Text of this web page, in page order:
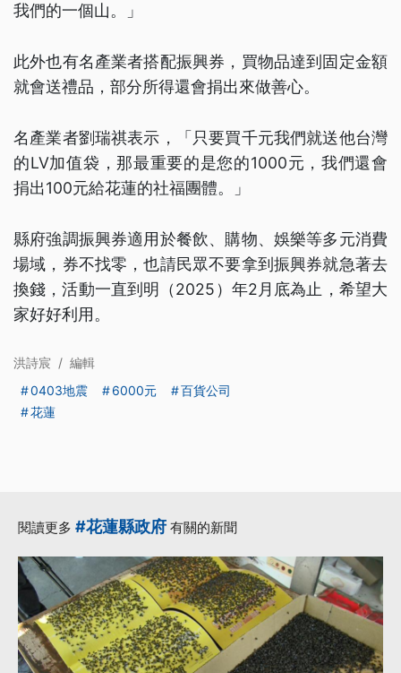
我們的一個山。」
此外也有名產業者搭配振興券，買物品達到固定金額
就會送禮品，部分所得還會捐出來做善心。
名產業者劉瑞祺表示，「只要買千元我們就送他台灣
的LV加值袋，那最重要的是您的1000元，我們還會
捐出100元給花蓮的社福團體。」
縣府強調振興券適用於餐飲、購物、娛樂等多元消費
場域，券不找零，也請民眾不要拿到振興券就急著去
換錢，活動一直到明（2025）年2月底為止，希望大
家好好利用。
洪詩宸 / 編輯
0403地震
6000元
百貨公司
花蓮
閱讀更多 #花蓮縣政府 有關的新聞